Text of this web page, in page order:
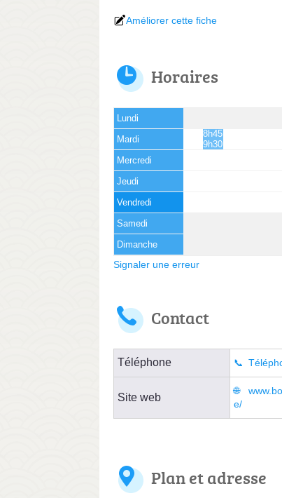
Améliorer cette fiche
Horaires
Lundi
Mardi
8h45 -
9h30
Mercredi
Jeudi
Vendredi
Samedi
Dimanche
Signaler une erreur
Contact
Téléphone
Site web
e/
Plan et adresse